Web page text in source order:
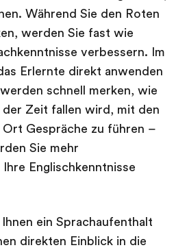
Während Sie den Roten
werden Sie fast wie
verbessern. Im
Erlernte direkt anwenden
schnell merken, wie
Zeit fallen wird, mit den
Ort Gespräche zu führen –
Sie mehr
Englischkenntnisse
ein Sprachaufenthalt
direkten Einblick in die